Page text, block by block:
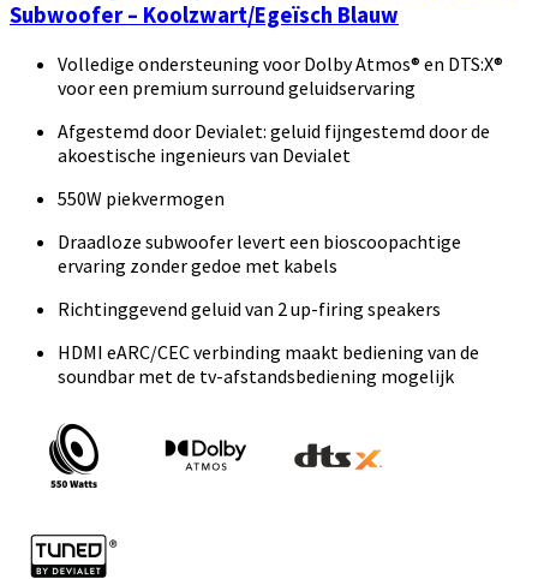
Subwoofer – Koolzwart/Egeïsch Blauw
Volledige ondersteuning voor Dolby Atmos® en DTS:X®
voor een premium surround geluidservaring
Afgestemd door Devialet: geluid fijngestemd door de
akoestische ingenieurs van Devialet
550W piekvermogen
Draadloze subwoofer levert een bioscoopachtige
ervaring zonder gedoe met kabels
Richtinggevend geluid van 2 up-firing speakers
HDMI eARC/CEC verbinding maakt bediening van de
soundbar met de tv-afstandsbediening mogelijk